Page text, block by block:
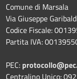
Comune di Marsala
Via Giuseppe
Codice Fiscale:
Partita IVA:
PEC:
Centralino Unico: